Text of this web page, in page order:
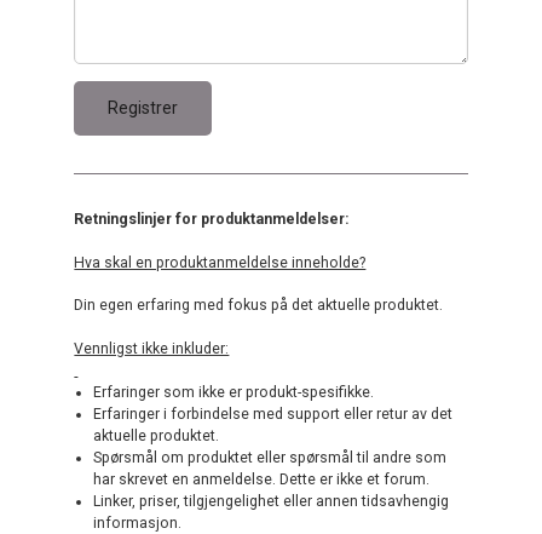
Retningslinjer for produktanmeldelser:
Hva skal en produktanmeldelse inneholde?
Din egen erfaring med fokus på det aktuelle produktet.
Vennligst ikke inkluder:
Erfaringer som ikke er produkt-spesifikke.
Erfaringer i forbindelse med support eller retur av det
aktuelle produktet.
Spørsmål om produktet eller spørsmål til andre som
har skrevet en anmeldelse. Dette er ikke et forum.
Linker, priser, tilgjengelighet eller annen tidsavhengig
informasjon.